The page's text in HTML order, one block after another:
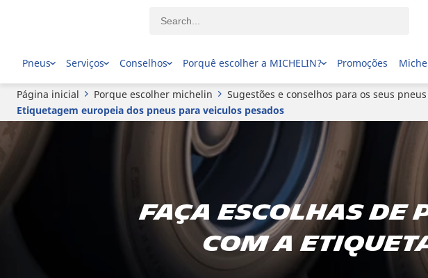
Pneus Serviços Conselhos Porquê escolher a MICHELIN? Promoções
Página inicial Porque escolher michelin Sugestões e conselhos para os seus
Etiquetagem europeia dos pneus para veiculos pesados
Faça escolhas de
com a